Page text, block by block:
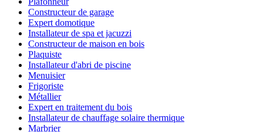
Constructeur de garage
Expert domotique
Installateur de spa et jacuzzi
Constructeur de maison en bois
Plaquiste
Installateur d'abri de piscine
Menuisier
Frigoriste
Métallier
Expert en traitement du bois
Installateur de chauffage solaire thermique
Marbrier